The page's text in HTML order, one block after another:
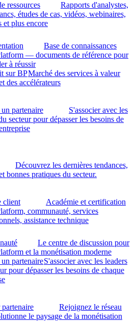
ressources
Rapports d'analystes,
études de cas, vidéos, webinaires,
et plus encore
Base de connaissances
— documents de référence pour
à réussir
sur BPMarché des services à valeur
des accélérateurs
partenaire
S'associer avec les
secteur pour dépasser les besoins de
Découvrez les dernières tendances,
bonnes pratiques du secteur.
client
Académie et certification
communauté, services
assistance technique
Le centre de discussion pour
et la monétisation moderne
partenaireS'associer avec les leaders
pour dépasser les besoins de chaque
Rejoignez le réseau
le paysage de la monétisation